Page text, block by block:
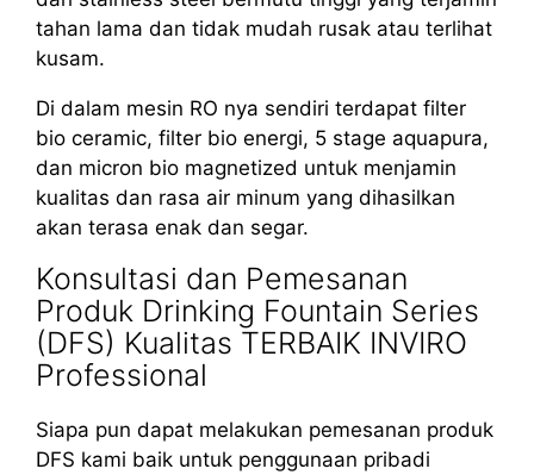
tahan lama dan tidak mudah rusak atau terlihat
kusam.
Di dalam mesin RO nya sendiri terdapat filter
bio ceramic, filter bio energi, 5 stage aquapura,
dan micron bio magnetized untuk menjamin
kualitas dan rasa air minum yang dihasilkan
akan terasa enak dan segar.
Konsultasi dan Pemesanan
Produk Drinking Fountain Series
(DFS) Kualitas TERBAIK INVIRO
Professional
Siapa pun dapat melakukan pemesanan produk
DFS kami baik untuk penggunaan pribadi